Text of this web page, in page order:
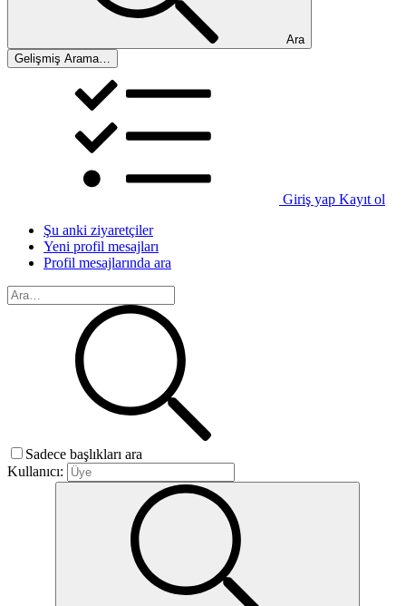
Ara
Gelişmiş Arama…
Giriş yap Kayıt ol
Şu anki ziyaretçiler
Yeni profil mesajları
Profil mesajlarında ara
Sadece başlıkları ara
Kullanıcı: